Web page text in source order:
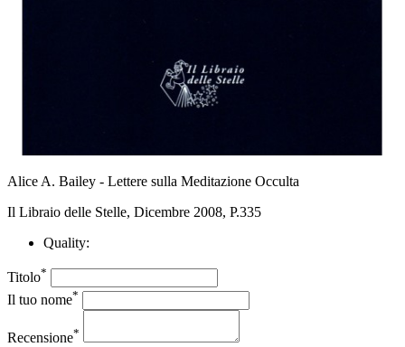
Alice A. Bailey - Lettere sulla Meditazione Occulta
Il Libraio delle Stelle, Dicembre 2008, P.335
Quality:
Titolo*
Il tuo nome*
Recensione*